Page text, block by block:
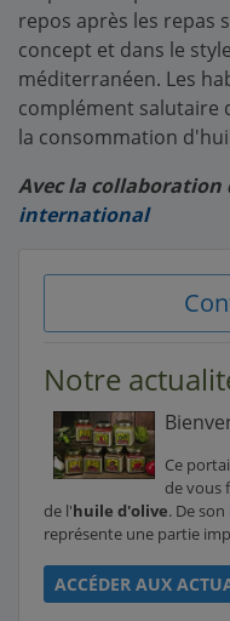
repos après les repas
concept et dans le
méditerranéen. Les
complément salutaire
la consommation
Avec la collaboration
international
Notre
Ce
de vous
de l'huile d'olive. De son
représente une partie
ACCÉDER AUX